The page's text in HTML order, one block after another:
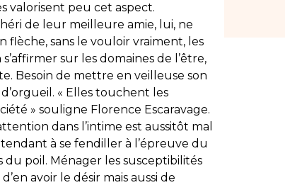
valorisent peu cet aspect.
de leur meilleure amie, lui, ne
flèche, sans le vouloir vraiment, les
sur les domaines de l’être,
Besoin de mettre en veilleuse son
« Elles touchent les
» souligne Florence Escaravage.
dans l’intime est aussitôt mal
à se fendiller à l’épreuve du
poil. Ménager les susceptibilités
avoir le désir mais aussi de